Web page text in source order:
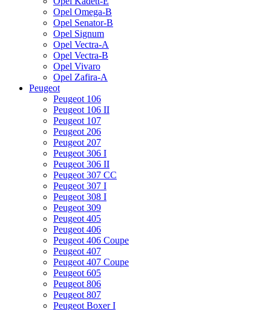
Opel Omega-B
Opel Senator-B
Opel Signum
Opel Vectra-A
Opel Vectra-B
Opel Vivaro
Opel Zafira-A
Peugeot
Peugeot 106
Peugeot 106 II
Peugeot 107
Peugeot 206
Peugeot 207
Peugeot 306 I
Peugeot 306 II
Peugeot 307 CC
Peugeot 307 I
Peugeot 308 I
Peugeot 309
Peugeot 405
Peugeot 406
Peugeot 406 Coupe
Peugeot 407
Peugeot 407 Coupe
Peugeot 605
Peugeot 806
Peugeot 807
Peugeot Boxer I